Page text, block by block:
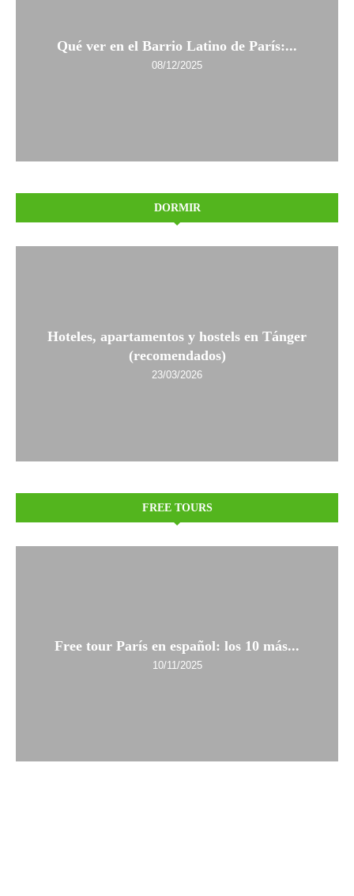
Qué ver en el Barrio Latino de París:...
08/12/2025
DORMIR
Hoteles, apartamentos y hostels en Tánger
(recomendados)
23/03/2026
FREE TOURS
Free tour París en español: los 10 más...
10/11/2025